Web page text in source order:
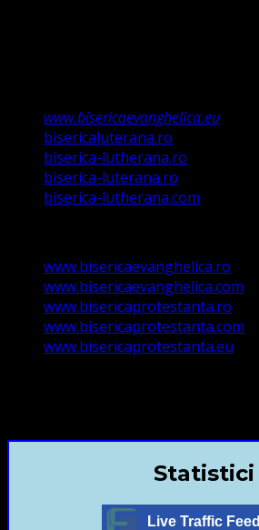
www.bisericaevanghelica.eu
bisericaluterana.ro
biserica-lutherana.ro
biserica-luterana.ro
biserica-lutherana.com
www.bisericaevanghelica.ro
www.bisericaevanghelica.com
www.bisericaprotestanta.ro
www.bisericaprotestanta.com
www.bisericaprotestanta.eu
Statistici
Live Traffic Feed